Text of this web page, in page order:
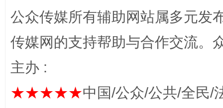
网上购药对药下症？
公众传媒所有辅助网站属多元发
传媒网的支持帮助与合作交流。
主办 :
★★★★★中国/公众/公共/全民/